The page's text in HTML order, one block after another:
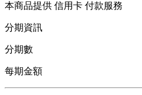
本商品提供 信用卡 付款服務
分期資訊
分期數
每期金額